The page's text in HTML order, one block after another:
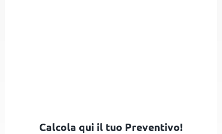
Calcola qui il tuo Preventivo!